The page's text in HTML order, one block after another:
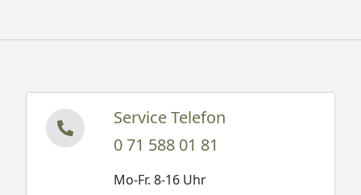
Service Telefon
0 71 588 01 81
Mo-Fr. 8-16 Uhr